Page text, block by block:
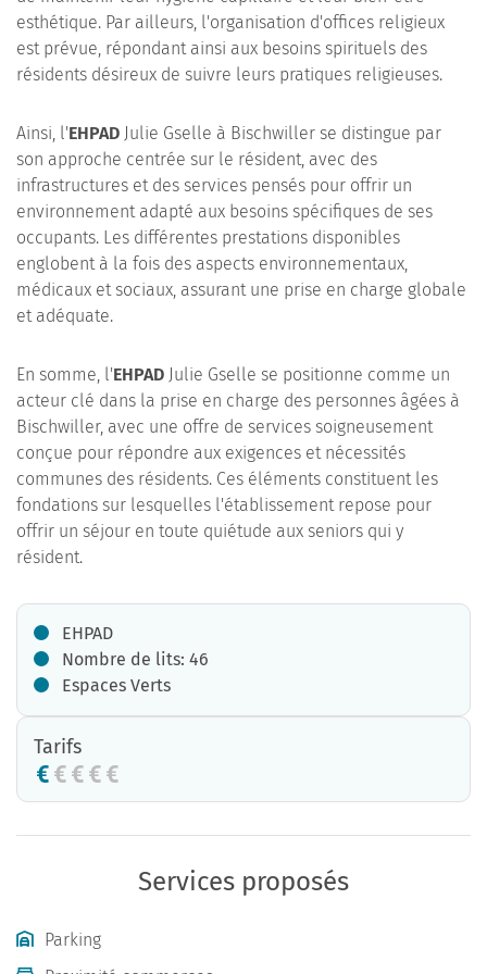
esthétique. Par ailleurs, l'organisation d'offices religieux
est prévue, répondant ainsi aux besoins spirituels des
résidents désireux de suivre leurs pratiques religieuses.
Ainsi, l'EHPAD Julie Gselle à Bischwiller se distingue par
son approche centrée sur le résident, avec des
infrastructures et des services pensés pour offrir un
environnement adapté aux besoins spécifiques de ses
occupants. Les différentes prestations disponibles
englobent à la fois des aspects environnementaux,
médicaux et sociaux, assurant une prise en charge globale
et adéquate.
En somme, l'EHPAD Julie Gselle se positionne comme un
acteur clé dans la prise en charge des personnes âgées à
Bischwiller, avec une offre de services soigneusement
conçue pour répondre aux exigences et nécessités
communes des résidents. Ces éléments constituent les
fondations sur lesquelles l'établissement repose pour
offrir un séjour en toute quiétude aux seniors qui y
résident.
EHPAD
Nombre de lits: 46
Espaces Verts
Tarifs
Services proposés
Parking